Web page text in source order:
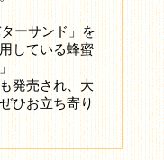
ーサンド」を
している蜂蜜
発売され、大
ひお立ち寄り